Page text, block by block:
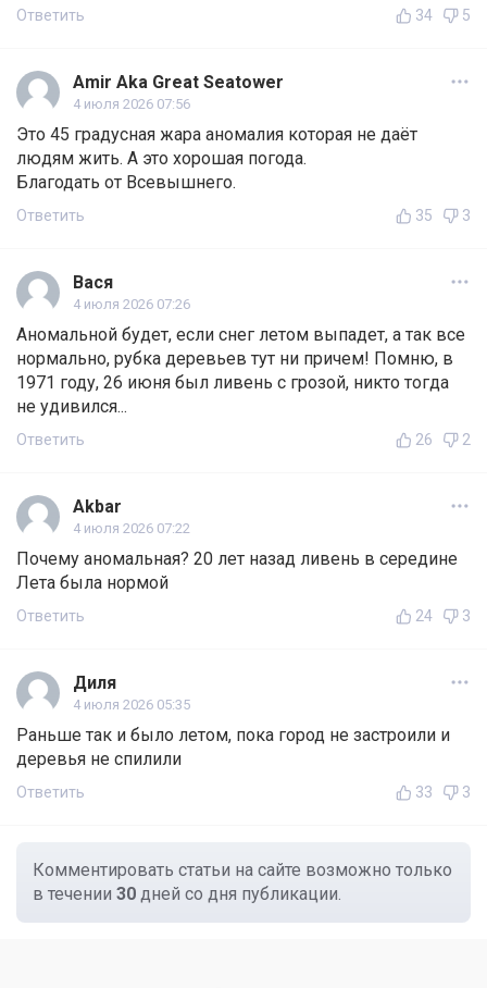
Ответить 34 5
Amir Aka Great Seatower
4 июля 2026 07:56
Это 45 градусная жара аномалия которая не даёт
людям жить. А это хорошая погода.
Благодать от Всевышнего.
Ответить 35 3
Вася
4 июля 2026 07:26
Аномальной будет, если снег летом выпадет, а так все
нормально, рубка деревьев тут ни причем! Помню, в
1971 году, 26 июня был ливень с грозой, никто тогда
не удивился...
Ответить 26 2
Akbar
4 июля 2026 07:22
Почему аномальная? 20 лет назад ливень в середине
Лета была нормой
Ответить 24 3
Диля
4 июля 2026 05:35
Раньше так и было летом, пока город не застроили и
деревья не спилили
Ответить 33 3
Комментировать статьи на сайте возможно только
в течении 30 дней со дня публикации.